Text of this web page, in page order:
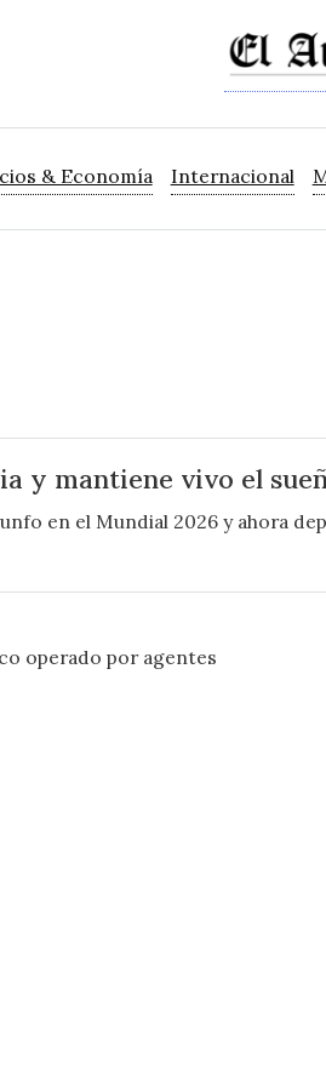
& Economía Internacional
y mantiene vivo el
en el Mundial 2026 y ahora
operado por agentes